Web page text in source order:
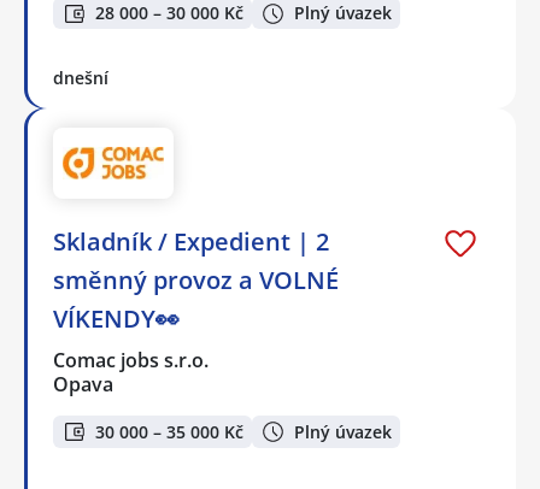
28 000 – 30 000 Kč Plný úvazek
dnešní
Skladník / Expedient | 2
směnný provoz a VOLNÉ
VÍKENDY👀
Comac jobs s.r.o.
Opava
30 000 – 35 000 Kč Plný úvazek